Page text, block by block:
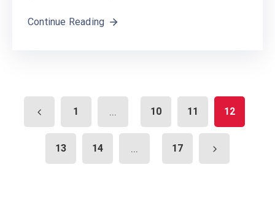
Continue Reading
1 ... 10 11 12
13 14 ... 17